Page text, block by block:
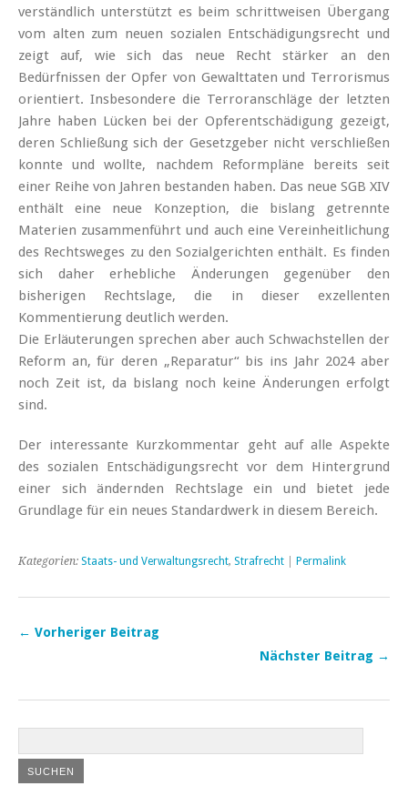
verständlich unterstützt es beim schrittweisen Übergang
vom alten zum neuen sozialen Entschädigungsrecht und
zeigt auf, wie sich das neue Recht stärker an den
Bedürfnissen der Opfer von Gewalttaten und Terrorismus
orientiert. Insbesondere die Terroranschläge der letzten
Jahre haben Lücken bei der Opferentschädigung gezeigt,
deren Schließung sich der Gesetzgeber nicht verschließen
konnte und wollte, nachdem Reformpläne bereits seit
einer Reihe von Jahren bestanden haben. Das neue SGB XIV
enthält eine neue Konzeption, die bislang getrennte
Materien zusammenführt und auch eine Vereinheitlichung
des Rechtsweges zu den Sozialgerichten enthält. Es finden
sich daher erhebliche Änderungen gegenüber den
bisherigen Rechtslage, die in dieser exzellenten
Kommentierung deutlich werden.
Die Erläuterungen sprechen aber auch Schwachstellen der
Reform an, für deren „Reparatur“ bis ins Jahr 2024 aber
noch Zeit ist, da bislang noch keine Änderungen erfolgt
sind.
Der interessante Kurzkommentar geht auf alle Aspekte
des sozialen Entschädigungsrecht vor dem Hintergrund
einer sich ändernden Rechtslage ein und bietet jede
Grundlage für ein neues Standardwerk in diesem Bereich.
Kategorien: Staats- und Verwaltungsrecht, Strafrecht Permalink
← Vorheriger Beitrag
Nächster Beitrag →